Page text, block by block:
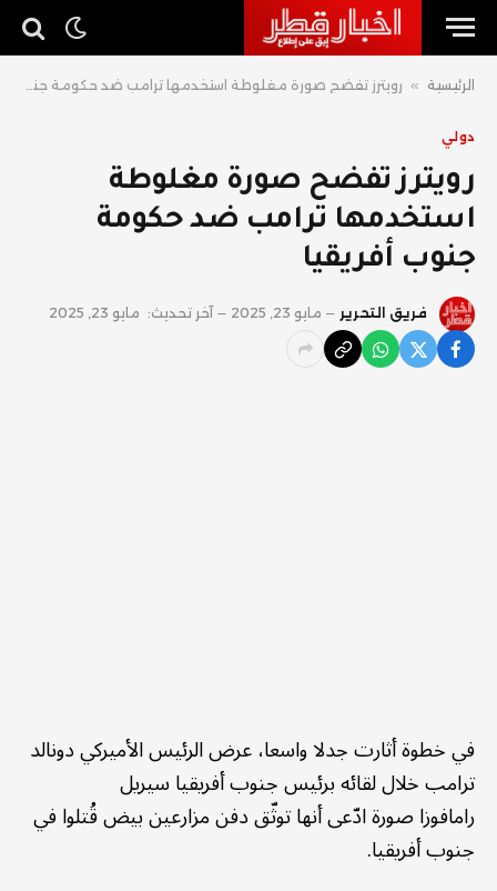
الرئيسية » رويترز تفضح صورة مغلوطة استخدمها ترامب ضد حكومة جنوب أفريقيا
دولي
رويترز تفضح صورة مغلوطة
استخدمها ترامب ضد حكومة
جنوب أفريقيا
فريق التحرير مايو 23, 2025 آخر تحديث: مايو 23, 2025
في خطوة أثارت جدلا واسعا، عرض الرئيس الأميركي دونالد
ترامب خلال لقائه برئيس جنوب أفريقيا سيريل
رامافوزا صورة ادّعى أنها توثّق دفن مزارعين بيض قُتلوا في
جنوب أفريقيا.